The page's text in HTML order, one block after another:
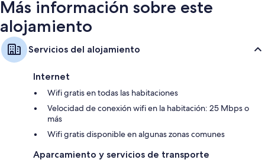
Más información sobre este
alojamiento
Servicios del alojamiento
Internet
Wifi gratis en todas las habitaciones
Velocidad de conexión wifi en la habitación: 25 Mbps o
más
Wifi gratis disponible en algunas zonas comunes
Aparcamiento y servicios de transporte